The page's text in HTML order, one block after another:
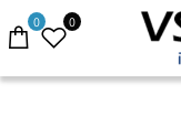
0 0